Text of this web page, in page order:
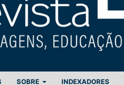
SOBRE INDEXADORES